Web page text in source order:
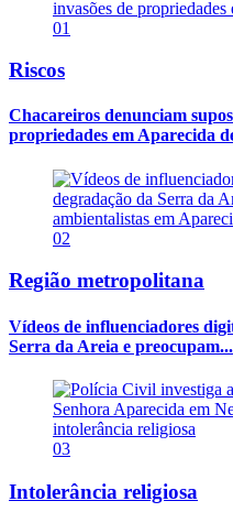
01
Riscos
Chacareiros denunciam
propriedades em Aparecida
02
Região metropolitana
Vídeos de influenciadores
Serra da Areia e preocupam...
03
Intolerância religiosa